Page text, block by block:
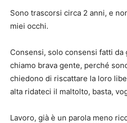
Sono trascorsi circa 2 anni, e
miei occhi.
Consensi, solo consensi fatti da
chiamo brava gente, perché
chiedono di riscattare la loro
alta ridateci il maltolto, basta,
Lavoro, già è un parola meno